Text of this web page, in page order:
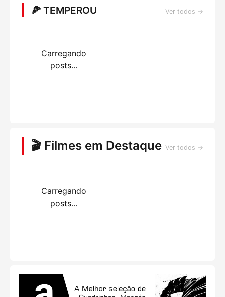
🍕 TEMPEROU Ver todos →
Carregando
posts...
🎬 Filmes em Destaque Ver todos →
Carregando
posts...